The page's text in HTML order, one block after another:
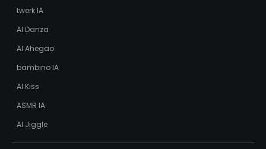
twerk IA
AI Danza
AI Ahegao
bambino IA
AI Kiss
ASMR IA
AI Jiggle